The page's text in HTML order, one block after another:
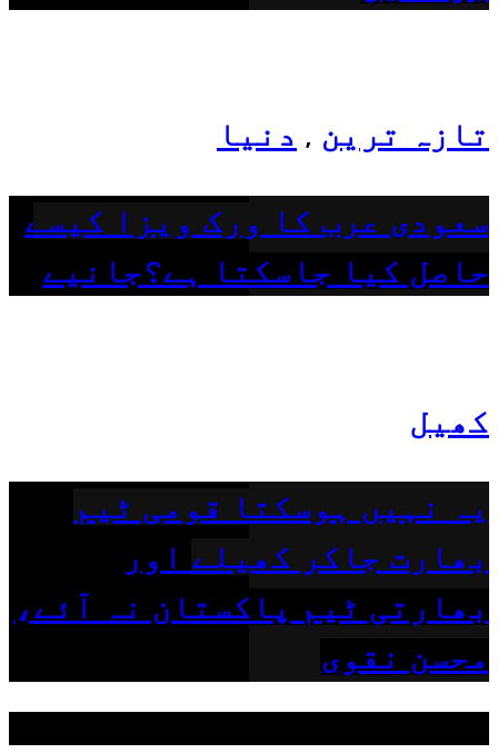
تازہ ترین , دنیا
سعودی عرب کا ورک ویزا کیسے
حاصل کیا جاسکتا ہے؟جانیے
کھیل
یہ نہیں ہوسکتا قومی ٹیم
بھارت جاکر کھیلے اور
بھارتی ٹیم پاکستان نہ آئے،
محسن نقوی